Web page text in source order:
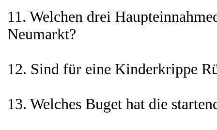
11. Welchen drei
Neumarkt?
12. Sind für eine Kinderkrippe
13. Welches Buget hat die